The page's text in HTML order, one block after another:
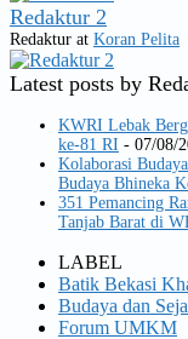
Redaktur 2
Redaktur at Koran Pelita
Latest posts by
KWRI Lebak
ke-81 RI - 07/08/
Kolaborasi
Budaya Bhineka
351 Pemancing
Tanjab Barat di
LABEL
Batik Bekasi
Budaya dan
Forum UMKM